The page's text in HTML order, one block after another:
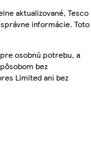
aktualizované, Tesco
informácie. Toto
osobnú potrebu, a
bez
Limited ani bez